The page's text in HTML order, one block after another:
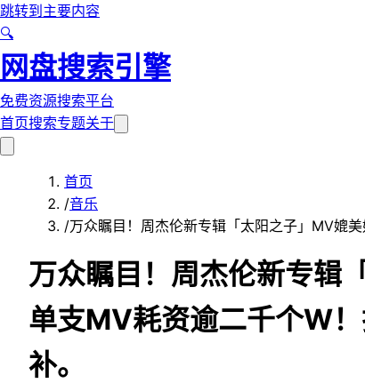
跳转到主要内容
🔍
网盘搜索引擎
免费资源搜索平台
首页搜索专题关于
首页
/音乐
/万众瞩目！周杰伦新专辑「太阳之子」MV媲
万众瞩目！周杰伦新专辑
单支MV耗资逾二千个W
补。